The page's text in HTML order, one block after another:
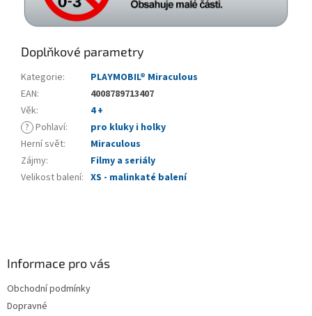
Doplňkové parametry
Kategorie:
PLAYMOBIL® Miraculous
EAN:
4008789713407
Věk:
4 +
? Pohlaví:
pro kluky i holky
Herní svět:
Miraculous
Zájmy:
Filmy a seriály
Velikost balení: XS - malinkaté balení
Informace pro vás
Obchodní podmínky
Dopravné